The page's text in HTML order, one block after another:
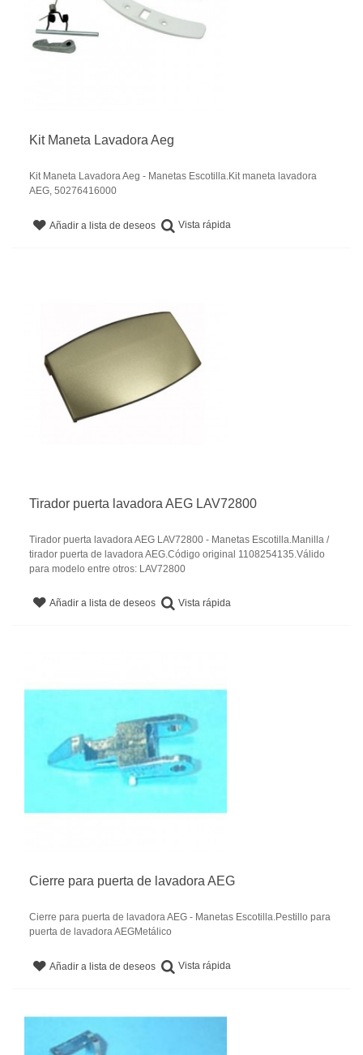
Kit Maneta Lavadora Aeg
Kit Maneta Lavadora Aeg - Manetas Escotilla.Kit maneta lavadora
AEG, 50276416000
Añadir a lista de deseos Vista rápida
Tirador puerta lavadora AEG LAV72800
Tirador puerta lavadora AEG LAV72800 - Manetas Escotilla.Manilla /
tirador puerta de lavadora AEG.Código original 1108254135.Válido
para modelo entre otros: LAV72800
Añadir a lista de deseos Vista rápida
Cierre para puerta de lavadora AEG
Cierre para puerta de lavadora AEG - Manetas Escotilla.Pestillo para
puerta de lavadora AEGMetálico
Añadir a lista de deseos Vista rápida